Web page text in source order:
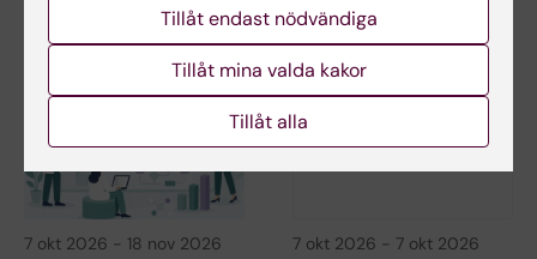
7 okt 2026 - 18 nov 2026 7 okt 2026 - 7 okt 2026
Tillåt endast nödvändiga
Tillåt mina valda kakor
Tillåt alla